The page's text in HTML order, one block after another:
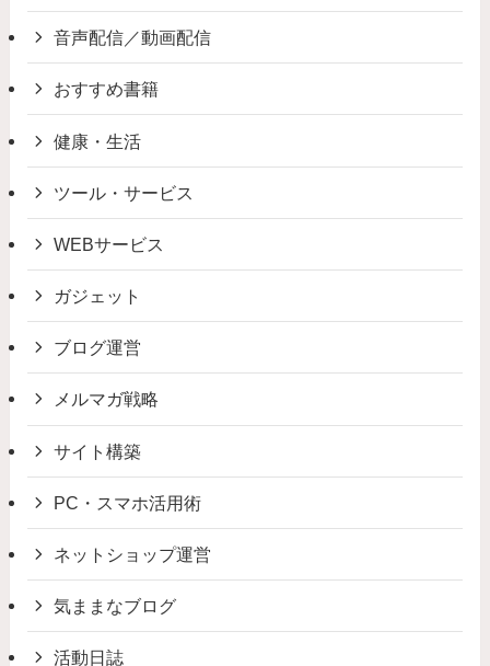
音声配信／動画配信
おすすめ書籍
健康・生活
ツール・サービス
WEBサービス
ガジェット
ブログ運営
メルマガ戦略
サイト構築
PC・スマホ活用術
ネットショップ運営
気ままなブログ
活動日誌